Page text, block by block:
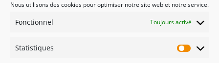
Nous utilisons des cookies pour optimiser notre site web et notre service.
Fonctionnel Toujours activé
Statistiques
Respect
Engagement